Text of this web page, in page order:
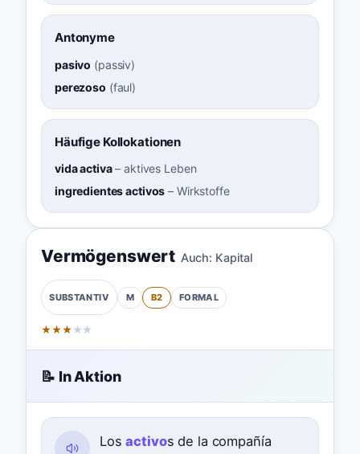
Antonyme
pasivo (passiv)
perezoso (faul)
Häufige Kollokationen
vida activa–aktives Leben
ingredientes activos – Wirkstoffe
Vermögenswert Auch: Kapital
SUBSTANTIV M B2 FORMAL
★★★ ★ ★
📝 In Aktion
Losactivos de la compañía